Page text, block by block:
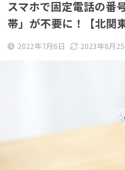
スマホで固定電話の番
帯」が不要に！【北関
2022年7月8日 2023年8月